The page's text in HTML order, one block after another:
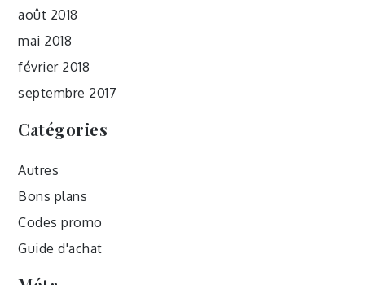
août 2018
mai 2018
février 2018
septembre 2017
Catégories
Autres
Bons plans
Codes promo
Guide d'achat